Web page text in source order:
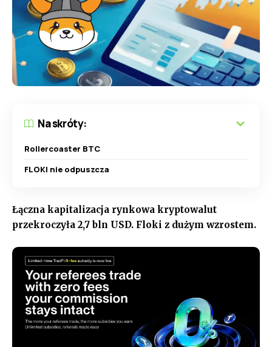
Na skróty:
Rollercoaster BTC
FLOKI nie odpuszcza
Łączna kapitalizacja rynkowa kryptowalut
przekroczyła 2,7 bln USD. Floki z dużym wzrostem.